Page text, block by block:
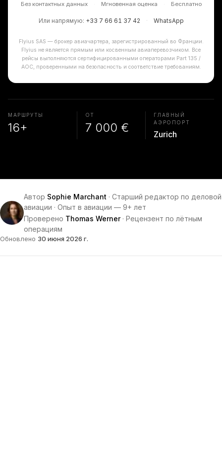
Без контактных данных · Мгновенная оценка · Бесплатно
Или напрямую: +33 7 66 61 37 42 · WhatsApp
Flyius SAS — брокер авиачартера, зарегистрированный во Франции.
Flyius не является прямым или косвенным авиаперевозчиком. Все
рейсы выполняются сертифицированными операторами Part 135 /
AOC, проверенными на безопасность и соответствие требованиям.
МАРШРУТЫ
16+
ОТ
7 000 €
ГЛАВНЫЙ
АЭРОПОРТ
Zurich
Автор Sophie Marchant · Старший редактор по деловой
авиации · Опыт в авиации — 9+ лет
Проверено Thomas Werner· Рецензент по лётным
операциям
Обновлено 30 июня 2026 г.